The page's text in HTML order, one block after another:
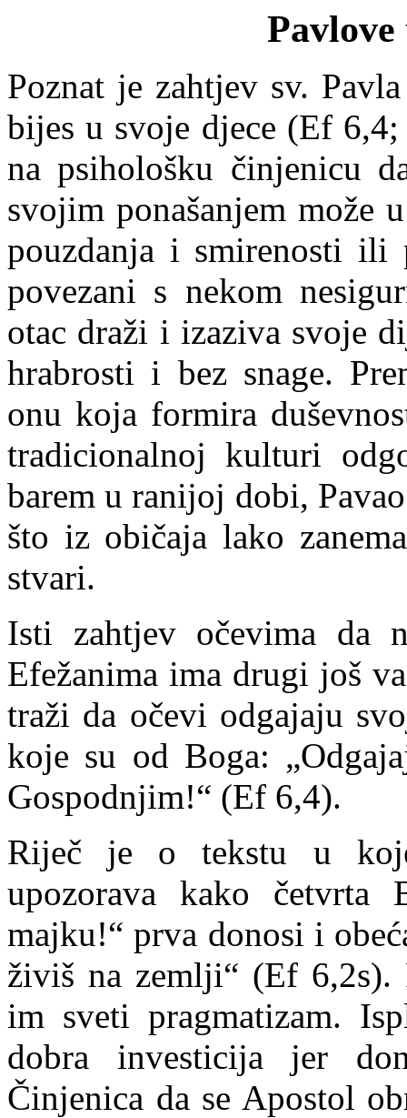
Poznat je zahtjev sv.
bijes u svoje djece (Ef
na psihološku činjenicu
svojim ponašanjem može
pouzdanja i smirenosti
povezani s nekom
otac draži i izaziva svoje
hrabrosti i bez snage.
onu koja formira
tradicionalnoj kulturi
barem u ranijoj dobi,
što iz običaja lako
stvari.
Isti zahtjev očevima da
Efežanima ima drugi još
traži da očevi odgajaju
koje su od Boga:
Gospodnjim!“ (Ef 6,4).
Riječ je o tekstu u
upozorava kako četvrta
majku!“ prva donosi i
živiš na zemlji“ (Ef 6,2s).
im sveti pragmatizam.
dobra investicija jer
Činjenica da se Apostol